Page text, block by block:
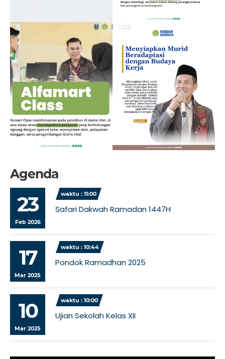
Agenda
23
Feb 2026
waktu : 11:00
Safari Dakwah Ramadan 1447H
17
Mar 2025
waktu : 10:44
Pondok Ramadhan 2025
10
Mar 2025
waktu : 10:00
Ujian Sekolah Kelas XII